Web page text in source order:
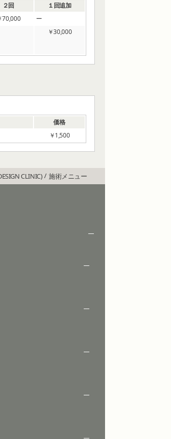
２回
１回追加
70,000
￥30,000
価格
￥1,500
CLINIC) 施術メニュー